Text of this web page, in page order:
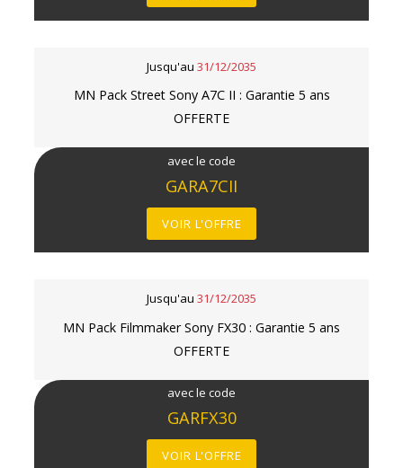
Jusqu'au 31/12/2035
MN Pack Street Sony A7C II : Garantie 5 ans
OFFERTE
avec le code
GARA7CII
VOIR L'OFFRE
Jusqu'au 31/12/2035
MN Pack Filmmaker Sony FX30 : Garantie 5 ans
OFFERTE
avec le code
GARFX30
VOIR L'OFFRE